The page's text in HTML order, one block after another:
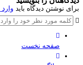
برای نوشتن دیدگاه باید
صفحه نخست